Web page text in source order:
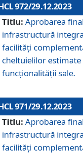
972/29.12.2023
Titlu: Aprobarea
infrastructură
facilități
cheltuielilor
funcționalității sale.
971/29.12.2023
Titlu: Aprobarea
infrastructură
facilităţi